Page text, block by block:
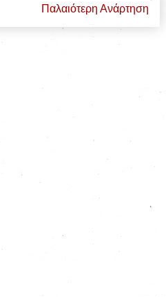
Παλαιότερη Ανάρτηση